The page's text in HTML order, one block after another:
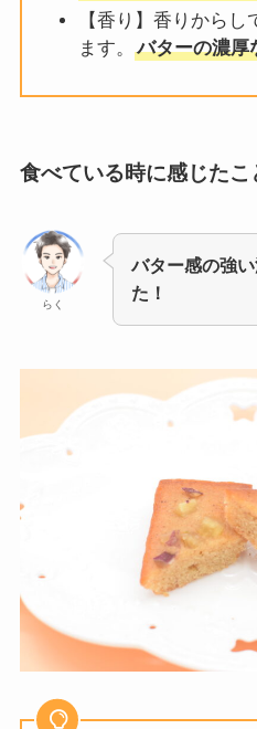
【香り】香りから
ます。
バターの濃厚
食べている時に感じたこ
らく
バター感の強
た！